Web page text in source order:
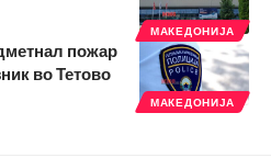
МАКЕДОНИЈА
МАКЕДОНИЈА
пожар
во Тетово